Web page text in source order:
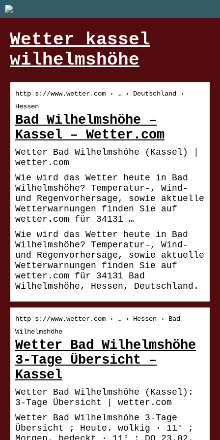
Wetter kassel
wilhelmshöhe
http s://www.wetter.com › … › Deutschland ›
Hessen
Bad Wilhelmshöhe –
Kassel – Wetter.com
Wetter Bad Wilhelmshöhe (Kassel) |
wetter.com
Wie wird das Wetter heute in Bad
Wilhelmshöhe? Temperatur-, Wind-
und Regenvorhersage, sowie aktuelle
Wetterwarnungen finden Sie auf
wetter.com für 34131 …
Wie wird das Wetter heute in Bad
Wilhelmshöhe? Temperatur-, Wind-
und Regenvorhersage, sowie aktuelle
Wetterwarnungen finden Sie auf
wetter.com für 34131 Bad
Wilhelmshöhe, Hessen, Deutschland.
http s://www.wetter.com › … › Hessen › Bad
Wilhelmshöhe
Wetter Bad Wilhelmshöhe
3-Tage Übersicht –
Kassel
Wetter Bad Wilhelmshöhe (Kassel):
3-Tage Übersicht | wetter.com
Wetter Bad Wilhelmshöhe 3-Tage
Übersicht ; Heute. wolkig · 11° ;